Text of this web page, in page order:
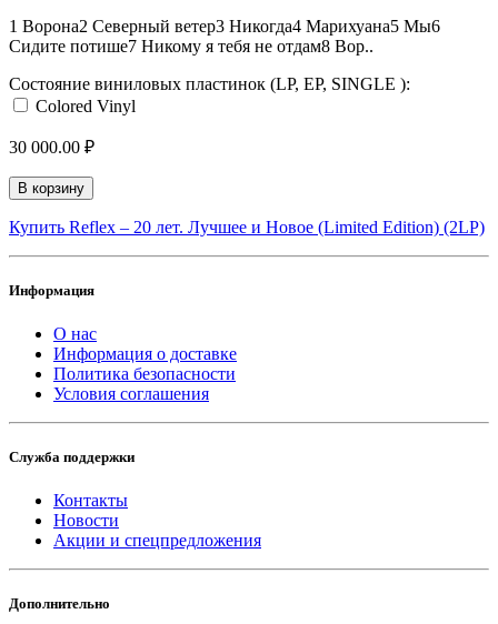
1 Ворона2 Северный ветер3 Никогда4 Марихуана5 Мы6
Сидите потише7 Никому я тебя не отдам8 Вор..
Состояние виниловых пластинок (LP, EP, SINGLE ):
Colored Vinyl
30 000.00 ₽
В корзину
Купить Reflex – 20 лет. Лучшее и Новое (Limited Edition) (2LP)
Информация
О нас
Информация о доставке
Политика безопасности
Условия соглашения
Служба поддержки
Контакты
Новости
Акции и спецпредложения
Дополнительно